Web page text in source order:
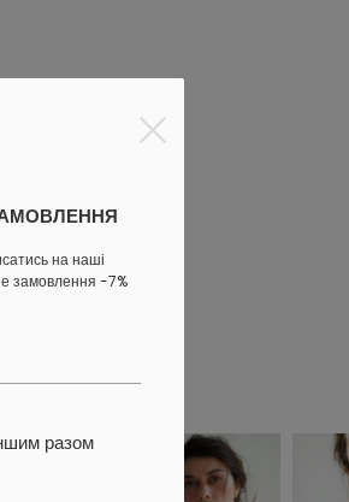
на наші
замовлення -7%
разом